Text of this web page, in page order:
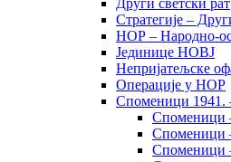
Други светски рат
Стратегије –
НОР – Народно-
Јединице НОВЈ
Непријатељске
Операције у НОР
Споменици 1941.
Споменици
Споменици
Споменици